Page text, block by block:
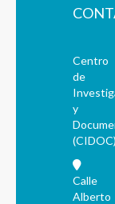
Centro
de
y
(CIDOC)
Calle
Alberto